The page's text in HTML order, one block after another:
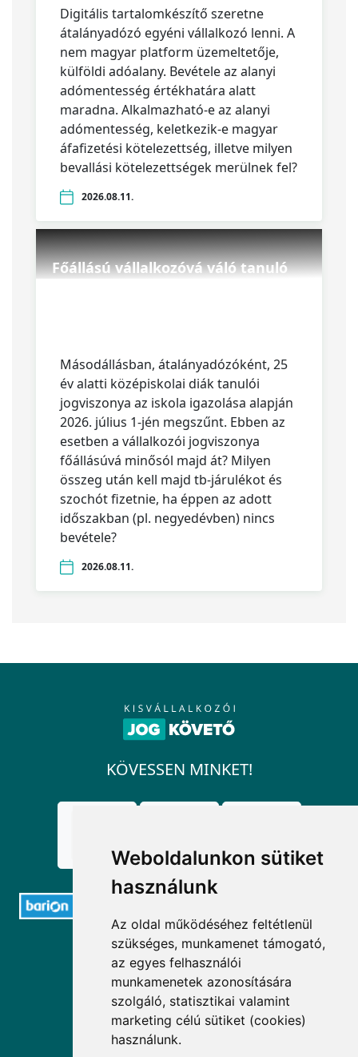
Weboldalunkon sütiket
használunk
Az oldal működéséhez feltétlenül
szükséges, munkamenet támogató,
az egyes felhasználói
munkamenetek azonosítására
szolgáló, statisztikai valamint
marketing célú sütiket (cookies)
használunk.
Digitális tartalomkészítő szeretne
átalányadózó egyéni vállalkozó lenni. A
nem magyar platform üzemeltetője,
külföldi adóalany. Bevétele az alanyi
adómentesség értékhatára alatt
maradna. Alkalmazható-e az alanyi
adómentesség, keletkezik-e magyar
áfafizetési kötelezettség, illetve milyen
bevallási kötelezettségek merülnek fel?
2026.08.11.
Főállású vállalkozóvá váló tanuló
Másodállásban, átalányadózóként, 25
év alatti középiskolai diák tanulói
jogviszonya az iskola igazolása alapján
2026. július 1-jén megszűnt. Ebben az
esetben a vállalkozói jogviszonya
főállásúvá minősól majd át? Milyen
összeg után kell majd tb-járulékot és
szochót fizetnie, ha éppen az adott
időszakban (pl. negyedévben) nincs
bevétele?
2026.08.11.
KÖVESSEN MINKET!
ELÉRHETŐSÉGEK
+36 1 880 7600
info@mprx.hu